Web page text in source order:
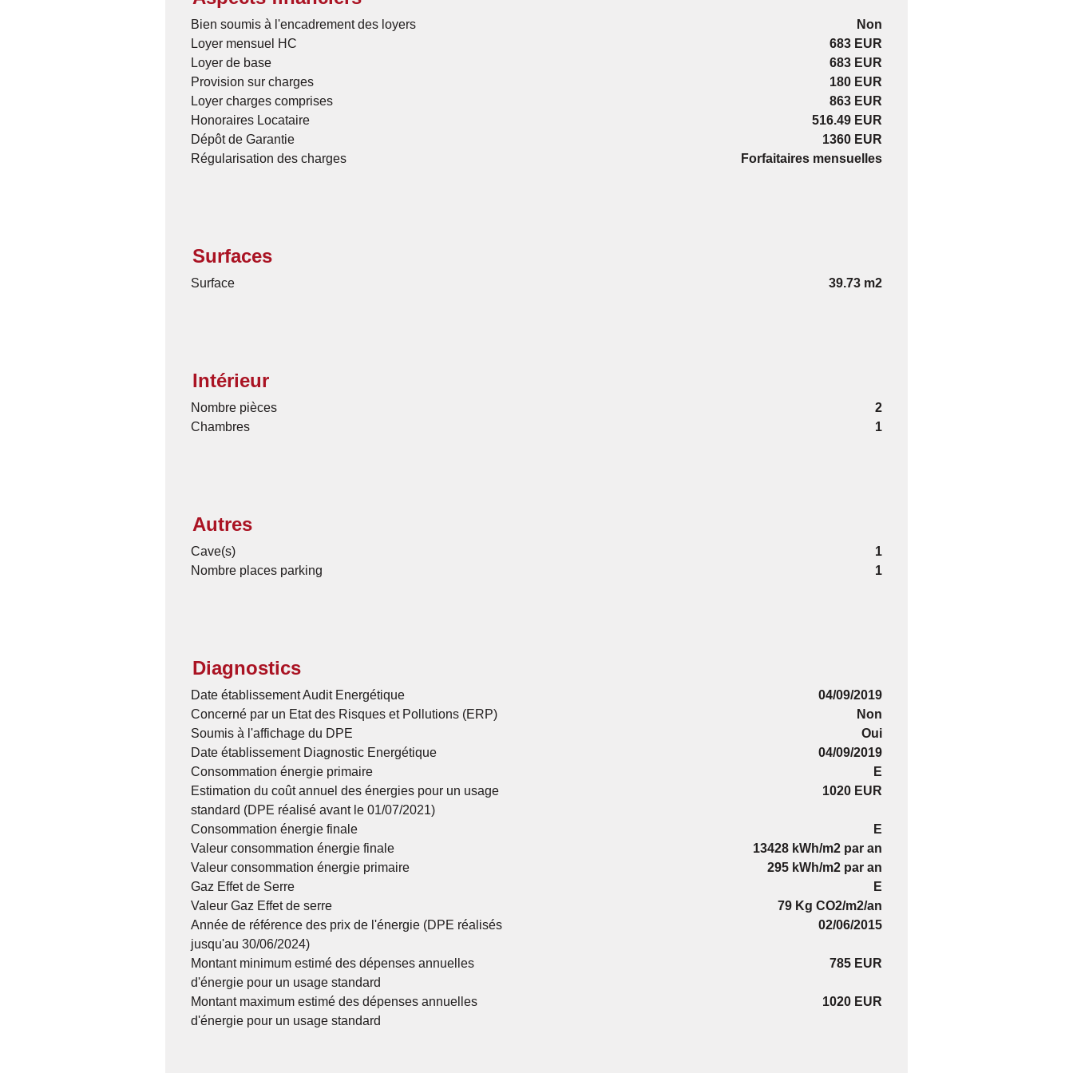
Bien soumis à l'encadrement des loyers
Non
Loyer mensuel HC
683 EUR
Loyer de base
683 EUR
Provision sur charges
180 EUR
Loyer charges comprises
863 EUR
Honoraires Locataire
516.49 EUR
Dépôt de Garantie
1360 EUR
Régularisation des charges
Forfaitaires mensuelles
Surfaces
Surface 39.73 m2
Intérieur
Nombre pièces
2
Chambres
1
Autres
Cave(s)
1
Nombre places parking
1
Diagnostics
Date établissement Audit Energétique
04/09/2019
Concerné par un Etat des Risques et Pollutions (ERP)
Non
Soumis à l'affichage du DPE
Oui
Date établissement Diagnostic Energétique
04/09/2019
Consommation énergie primaire
E
Estimation du coût annuel des énergies pour un usage
standard (DPE réalisé avant le 01/07/2021)
1020 EUR
Consommation énergie finale
E
Valeur consommation énergie finale
13428 kWh/m2 par an
Valeur consommation énergie primaire
295 kWh/m2 par an
Gaz Effet de Serre
E
Valeur Gaz Effet de serre
79 Kg CO2/m2/an
Année de référence des prix de l'énergie (DPE réalisés
jusqu'au 30/06/2024)
02/06/2015
Montant minimum estimé des dépenses annuelles
d'énergie pour un usage standard
785 EUR
Montant maximum estimé des dépenses annuelles
d'énergie pour un usage standard
1020 EUR